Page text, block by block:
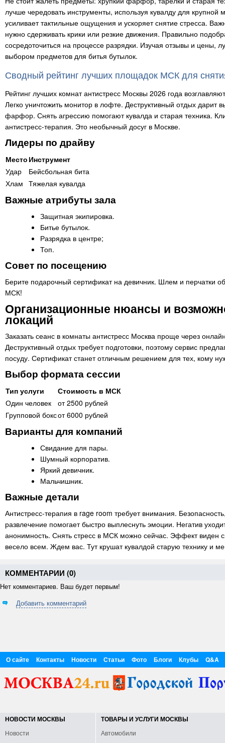
лучше чередовать инструменты, используя кувалду для
усиливает тактильные ощущения и ускоряет снятие стресса.
нужно сдерживать крики или резкие движения. Правильно
сосредоточиться на процессе разрядки. Изучая отзывы и
выбором предметов для битья бутылок.
Сводный рейтинг лучших площадок МСК для
Рейтинг лучших комнат антистресс Москвы 2026 года
Легко уничтожить монитор в лофте. Деструктивный отдых
фарфор. Снять агрессию помогают кувалда и старая техника.
антистресс-терапия. Это необычный досуг в Москве.
Лидеры по драйву
Место Инструмент
Удар
Бейсбольная бита
Хлам Тяжелая кувалда
Важные атрибуты зала
Защитная экипировка.
Битье бутылок.
Разрядка в центре;
Топ.
Совет по посещению
Берите подарочный сертификат на девичник. Шлем и перчатки
МСК!
Организационные нюансы и
локаций
Заказать сеанс в комнаты антистресс Москва проще через
Деструктивный отдых требует подготовки, поэтому сервис
посуду. Сертификат станет отличным решением для тех, кому
Выбор формата сессии
Тип услуги
Стоимость в МСК
Один человек
от 2500 рублей
Групповой боксот 6000 рублей
Варианты для компаний
Свидание для пары.
Шумный корпоратив.
Яркий девичник.
Мальчишник.
Важные детали
Антистресс-терапия в rage room требует внимания.
развлечение помогает быстро выплеснуть эмоции. Негатив
анонимность. Снять стресс в МСК можно сейчас. Эффект виден
весело всем. Ждем вас. Тут крушат кувалдой старую технику и
КОММЕНТАРИИ (0)
Нет комментариев. Ваш будет первым!
Добавить комментарий
О сайте Контакты Новости Статьи Фото Блоги Клубы Q&A
НОВОСТИ МОСКВЫ
Новости
ТОВАРЫ И УСЛУГИ МОСКВЫ
Автомобили